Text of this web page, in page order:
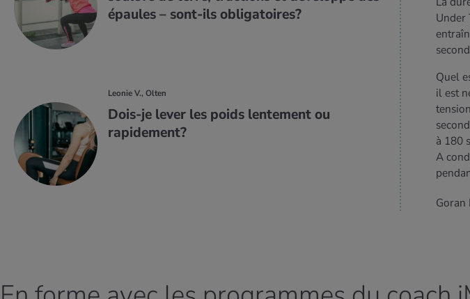
Under
Quel
il est
à 180
A
Goran
épaules – sont-ils obligatoires?
Leonie V., Olten
Dois-je lever les poids lentement ou
rapidement?